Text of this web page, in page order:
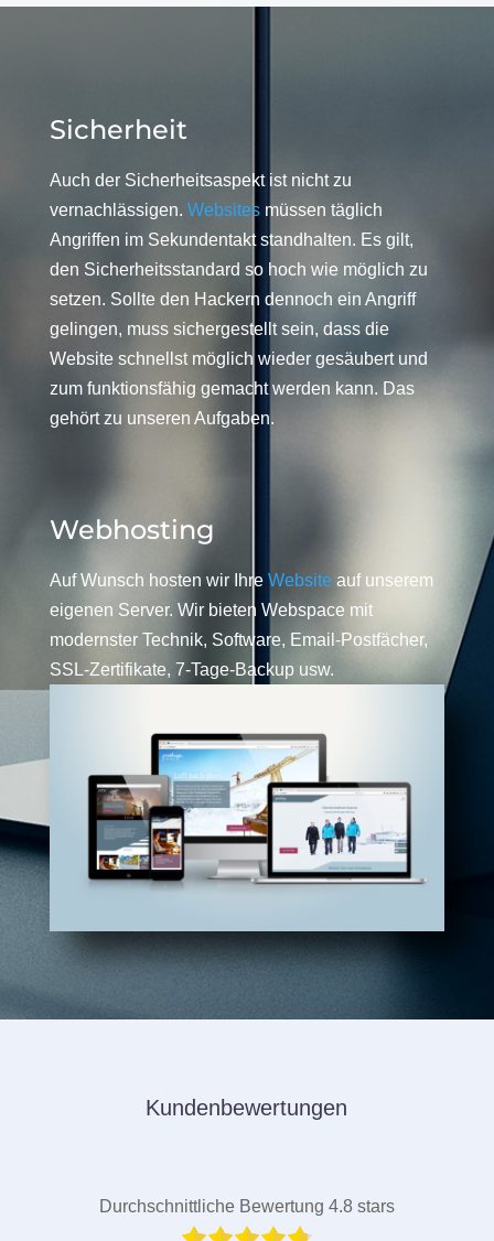
Sicherheit
Auch der Sicherheitsaspekt ist nicht zu
vernachlässigen. Websitesmüssen täglich
Angriffen im Sekundentakt standhalten. Es gilt,
den Sicherheitsstandard so hoch wie möglich zu
setzen. Sollte den Hackern dennoch ein Angriff
gelingen, muss sichergestellt sein, dass die
Website schnellst möglich wieder gesäubert und
zum funktionsfähig gemacht werden kann. Das
gehört zu unseren Aufgaben.
Webhosting
Auf Wunsch hosten wir Ihre Website auf unserem
eigenen Server. Wir bieten Webspace mit
modernster Technik, Software, Email-Postfächer,
SSL-Zertifikate, 7-Tage-Backup usw.
Kundenbewertungen
Durchschnittliche Bewertung 4.8 stars